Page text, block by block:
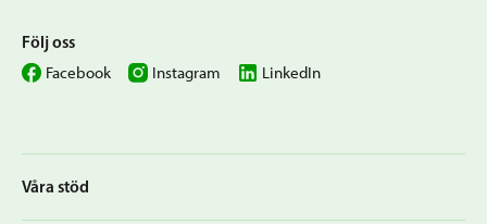
Våra stöd
Följ oss
Facebook Instagram LinkedIn